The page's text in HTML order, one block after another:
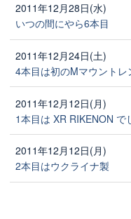
2011年12月28日(水)
いつの間にやら6本目
2011年12月24日(土)
4本目は初のMマウントレ
2011年12月12日(月)
1本目は XR RIKENON で
2011年12月12日(月)
2本目はウクライナ製